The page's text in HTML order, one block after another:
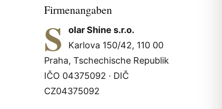
Firmenangaben
S
olar Shine s.r.o.
Karlova 150/42, 110 00
Praha, Tschechische Republik
IČO 04375092 · DIČ
CZ04375092